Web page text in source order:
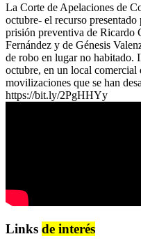
La Corte de Apelaciones de
octubre- el recurso
prisión preventiva de Ricardo
Fernández y de Génesis
de robo en lugar no habitado.
octubre, en un local comercial
movilizaciones que se han
https://bit.ly/2PgHHYy
Links de interés